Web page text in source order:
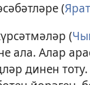
(
(
ала. Алар
динен